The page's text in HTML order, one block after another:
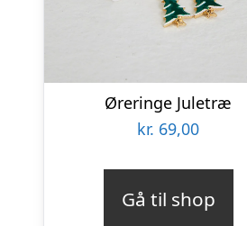
Øreringe Juletræ
kr. 69,00
Gå til shop